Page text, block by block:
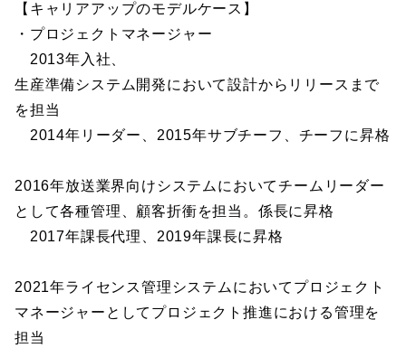
【キャリアアップのモデルケース】
・プロジェクトマネージャー
2013年入社、
生産準備システム開発において設計からリリースまで
を担当
2014年リーダー、2015年サブチーフ、チーフに昇格
2016年放送業界向けシステムにおいてチームリーダー
として各種管理、顧客折衝を担当。係長に昇格
2017年課長代理、2019年課長に昇格
2021年ライセンス管理システムにおいてプロジェクト
マネージャーとしてプロジェクト推進における管理を
担当